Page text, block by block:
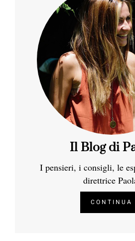
Il Blog di
I pensieri, i consigli, le
direttrice
CONTINUA